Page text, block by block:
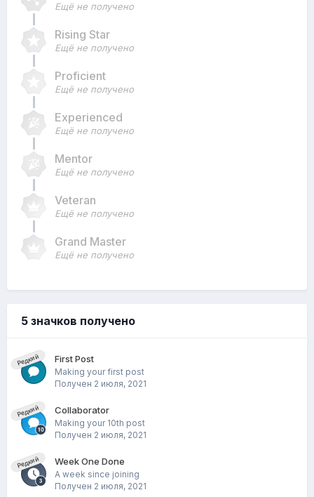
Ещё не получено
Rising Star
Ещё не получено
Proficient
Ещё не получено
Experienced
Ещё не получено
Mentor
Ещё не получено
Veteran
Ещё не получено
Grand Master
Ещё не получено
5 значков получено
Редкий First Post
Making your first post
Получен 2 июля, 2021
Редкий Collaborator
Making your 10th post
Получен 2 июля, 2021
Редкий Week One Done
A week since joining
Получен 2 июля, 2021